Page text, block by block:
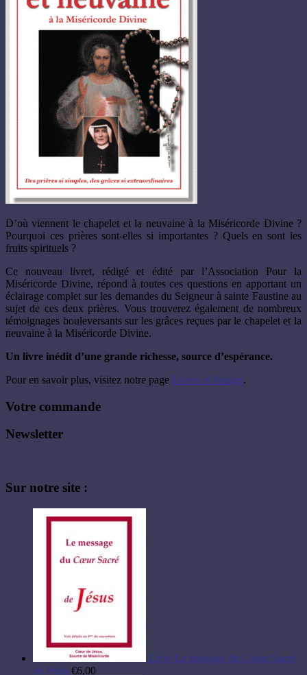
D’où viennent le chapelet et la neuvaine à la Miséricorde Divine ?
Pourquoi ces prières sont-elles si importantes ? Quels en sont les
fruits spirituels ?
Ce nouveau livret, rédigé et édité par l’Association Pour la
Miséricorde Divine, répond à toutes ces questions en apportant un
éclairage complet sur les demandes du Seigneur à sainte Faustine au
sujet de ces deux prières. Vous trouverez également de nombreux
témoignages bouleversants sur les grâces reçues par le chapelet et la
neuvaine à la Miséricorde Divine.
Un livre inédit d’une grande richesse, source d’espérance.
Pour en savoir plus, visitez notre page Livres et Images.
Votre commande
Newsletter
Sur notre site :
Livre Le message du Coeur Sacré
de Jésus €6,00